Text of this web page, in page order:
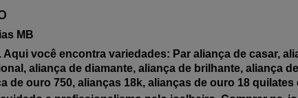
MB
você encontra variedades: Par aliança de casar,
aliança de diamante, aliança de brilhante, aliança
de ouro 750, alianças 18k, alianças de ouro 18 quilates